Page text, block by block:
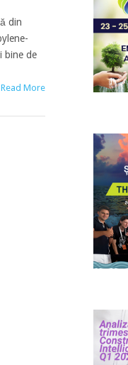
din
bine de
Read More